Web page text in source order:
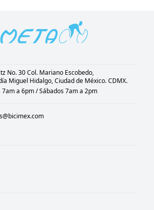
No. 30 Col. Mariano Escobedo,
Miguel Hidalgo, Ciudad de México. CDMX.
7am a 6pm / Sábados 7am a 2pm